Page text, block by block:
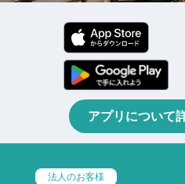
アプリについて
法人のお客様